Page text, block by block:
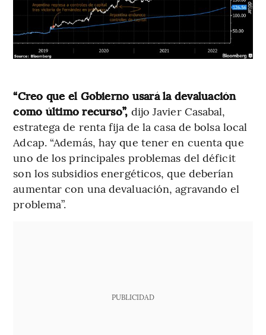
“Creo que el Gobierno usará la devaluación
como último recurso”, dijo Javier Casabal,
estratega de renta fija de la casa de bolsa local
Adcap. “Además, hay que tener en cuenta que
uno de los principales problemas del déficit
son los subsidios energéticos, que deberían
aumentar con una devaluación, agravando el
problema”.
PUBLICIDAD